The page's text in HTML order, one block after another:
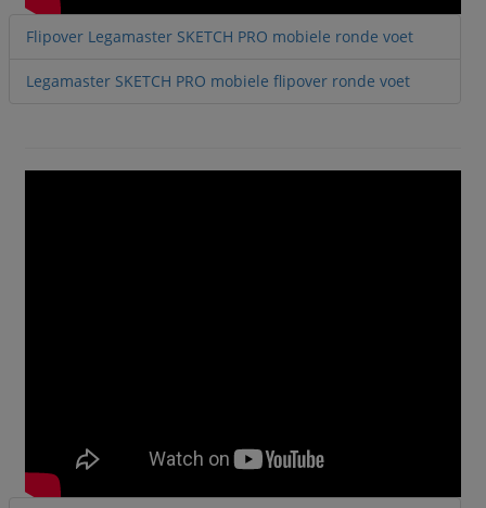
Flipover Legamaster SKETCH PRO mobiele ronde voet
Legamaster SKETCH PRO mobiele flipover ronde voet